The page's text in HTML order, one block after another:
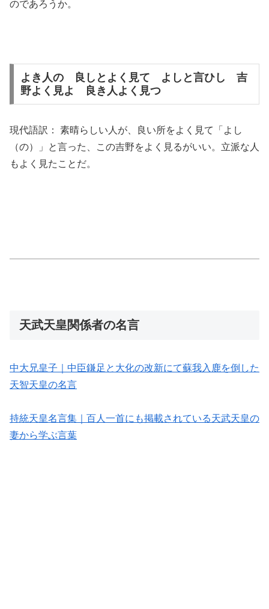
のであろうか。
よき人の 良しとよく見て よしと言ひし 吉
野よく見よ 良き人よく見つ
現代語訳： 素晴らしい人が、良い所をよく見て「よし
（の）」と言った、この吉野をよく見るがいい。立派な人
もよく見たことだ。
天武天皇関係者の名言
中大兄皇子｜中臣鎌足と大化の改新にて蘇我入鹿を倒した
天智天皇の名言
持統天皇名言集｜百人一首にも掲載されている天武天皇の
妻から学ぶ言葉